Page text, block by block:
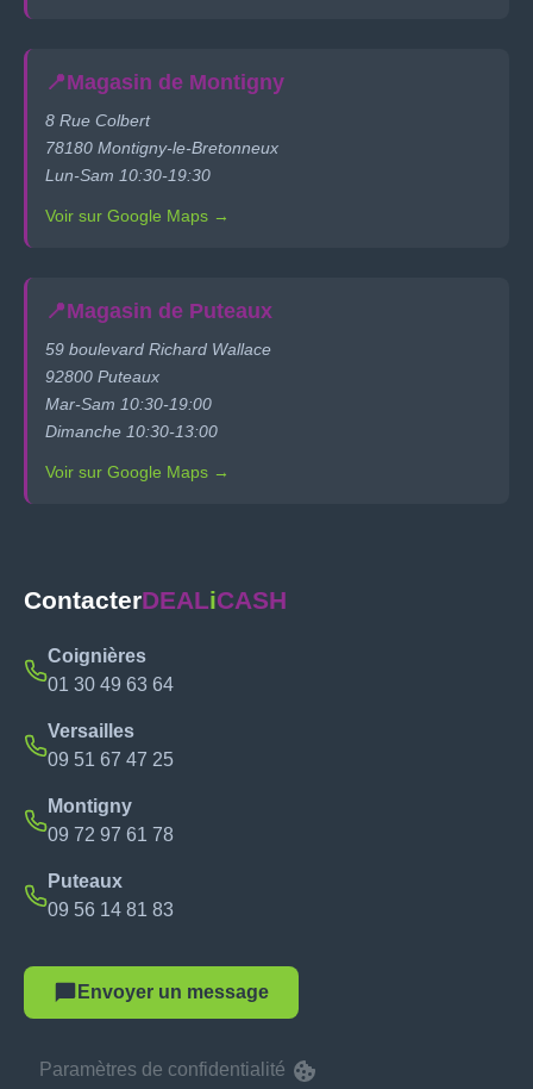
📍Magasin de Montigny
8 Rue Colbert
78180 Montigny-le-Bretonneux
Lun-Sam 10:30-19:30
Voir sur Google Maps →
📍Magasin de Puteaux
59 boulevard Richard Wallace
92800 Puteaux
Mar-Sam 10:30-19:00
Dimanche 10:30-13:00
Voir sur Google Maps →
ContacterDEALiCASH
Coignières
01 30 49 63 64
Versailles
09 51 67 47 25
Montigny
09 72 97 61 78
Puteaux
09 56 14 81 83
Envoyer un message
Paramètres de confidentialité